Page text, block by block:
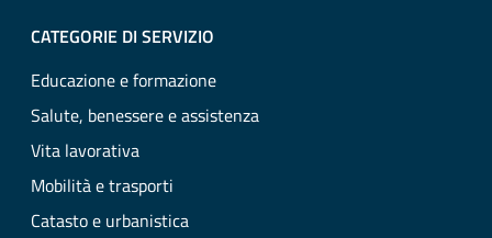
CATEGORIE DI SERVIZIO
Educazione e formazione
Salute, benessere e assistenza
Vita lavorativa
Mobilità e trasporti
Catasto e urbanistica